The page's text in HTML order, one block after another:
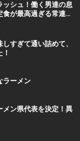
ッシュ！働く男達の息
が最高過ぎる常連殺
すぎて通い詰めて、
ラーメン
メン県代表を決定！異